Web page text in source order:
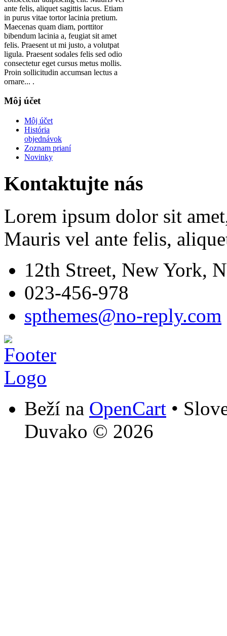
ante felis, aliquet sagittis lacus. Etiam
in purus vitae tortor lacinia pretium.
Maecenas quam diam, porttitor
bibendum lacinia a, feugiat sit amet
felis. Praesent ut mi justo, a volutpat
ligula. Praesent sodales felis sed odio
consectetur eget cursus metus mollis.
Proin sollicitudin accumsan lectus a
ornare... .
Môj účet
Môj účet
História
objednávok
Zoznam prianí
Novinky
Kontaktujte nás
Lorem ipsum dolor sit
Mauris vel ante felis,
12th Street, New York,
023-456-978
spthemes@no-reply.com
Beží na OpenCart •
Duvako © 2026